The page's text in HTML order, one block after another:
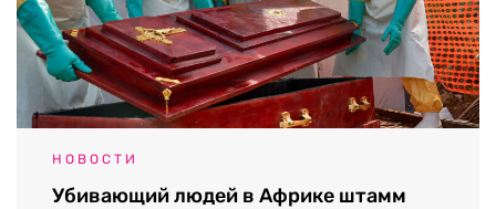
НОВОСТИ
Убивающий людей в Африке штамм